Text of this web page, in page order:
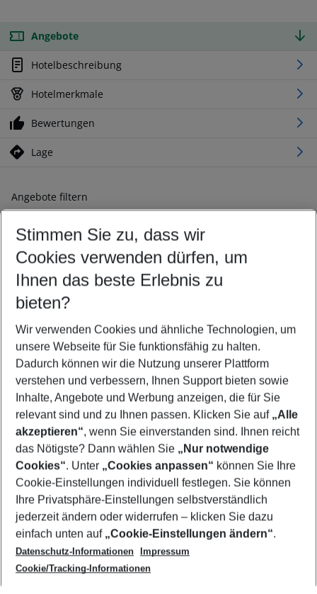
Angebote
Hotelbeschreibung
Hotelmerkmale
Bewertungen
Lage
Angebote filtern
Ändern Sie Ihre Kriterien nach Ihren Wünschen
Abflughafen wählen
Beliebiger Abflughafen
Reisezeitraum wählen
10.08.26– 08.08.27 5-8 Nächte
2 Erwachsene Keine Kinder
Mehr Filter anzeigen
Footer
Footer navigation
Über uns
AGB
Cookie-Einstellungen ändern
Cookie-Richtlinie
Datenschutz
Service & Hilfe
Barrierefreies Reisen
Check-in
Folgen Sie uns
Stimmen Sie zu, dass wir
Cookies verwenden dürfen, um
Ihnen das beste Erlebnis zu
bieten?
Wir verwenden Cookies und ähnliche Technologien, um
unsere Webseite für Sie funktionsfähig zu halten.
Dadurch können wir die Nutzung unserer Plattform
verstehen und verbessern, Ihnen Support bieten sowie
Inhalte, Angebote und Werbung anzeigen, die für Sie
relevant sind und zu Ihnen passen. Klicken Sie auf „Alle
akzeptieren“, wenn Sie einverstanden sind. Ihnen reicht
das Nötigste? Dann wählen Sie „Nur notwendige
Cookies“. Unter „Cookies anpassen“ können Sie Ihre
Cookie-Einstellungen individuell festlegen. Sie können
Ihre Privatsphäre-Einstellungen selbstverständlich
jederzeit ändern oder widerrufen – klicken Sie dazu
einfach unten auf „Cookie-Einstellungen ändern“.
Datenschutz-Informationen
Impressum
Cookie/Tracking-Informationen